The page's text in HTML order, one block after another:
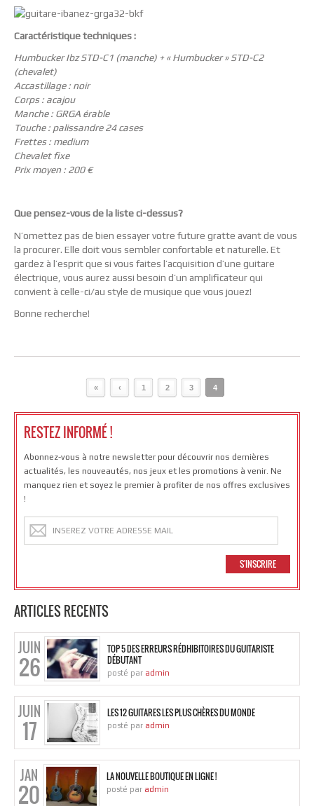
Caractéristique techniques :
Humbucker Ibz STD-C1 (manche) + « Humbucker » STD-C2
(chevalet)
Accastillage : noir
Corps : acajou
Manche : GRGA érable
Touche : palissandre 24 cases
Frettes : medium
Chevalet fixe
Prix moyen : 200 €
Que pensez-vous de la liste ci-dessus?
N’omettez pas de bien essayer votre future gratte avant de vous
la procurer. Elle doit vous sembler confortable et naturelle. Et
gardez à l’esprit que si vous faites l’acquisition d’une guitare
électrique, vous aurez aussi besoin d’un amplificateur qui
convient à celle-ci/au style de musique que vous jouez!
Bonne recherche!
« ‹ 1 2 3 4
RESTEZ INFORMÉ !
Abonnez-vous à notre newsletter pour découvrir nos dernières
actualités, les nouveautés, nos jeux et les promotions à venir. Ne
manquez rien et soyez le premier à profiter de nos offres exclusives
!
ARTICLES RECENTS
JUIN
26
TOP 5 DES ERREURS RÉDHIBITOIRES DU GUITARISTE
DÉBUTANT
posté par admin
JUIN
17
LES 12 GUITARES LES PLUS CHÈRES DU MONDE
posté par admin
JAN
20
LA NOUVELLE BOUTIQUE EN LIGNE !
posté par admin